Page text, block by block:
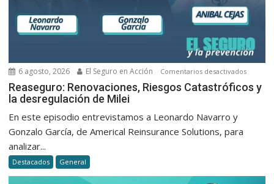
6 agosto, 2026 El Seguro en Acción Comentarios desactivadosen
de
Reaseguro: Renovaciones, Riesgos Catastróficos y
la desregulación de Milei
En este episodio entrevistamos a Leonardo Navarro y
Gonzalo García, de Americal Reinsurance Solutions, para
analizar...
Destacados General